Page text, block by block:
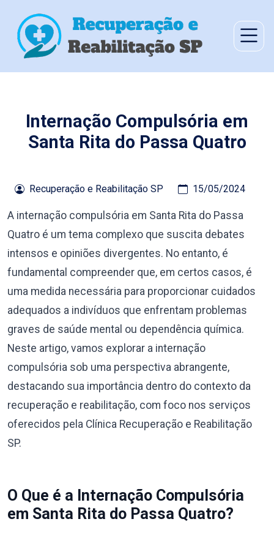
Internação Compulsória em
Santa Rita do Passa Quatro
Recuperação e Reabilitação SP 15/05/2024
A internação compulsória em Santa Rita do Passa
Quatro é um tema complexo que suscita debates
intensos e opiniões divergentes. No entanto, é
fundamental compreender que, em certos casos, é
uma medida necessária para proporcionar cuidados
adequados a indivíduos que enfrentam problemas
graves de saúde mental ou dependência química.
Neste artigo, vamos explorar a internação
compulsória sob uma perspectiva abrangente,
destacando sua importância dentro do contexto da
recuperação e reabilitação, com foco nos serviços
oferecidos pela Clínica Recuperação e Reabilitação
SP.
O Que é a Internação Compulsória
em Santa Rita do Passa Quatro?